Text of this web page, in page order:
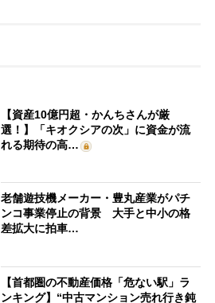
【資産10億円超・かんちさんが厳
選！】「キオクシアの次」に資金が流
れる期待の高…
老舗遊技機メーカー・豊丸産業がパチ
ンコ事業停止の背景 大手と中小の格
差拡大に拍車…
【首都圏の不動産価格「危ない駅」ラ
ンキング】“中古マンション売れ行き鈍